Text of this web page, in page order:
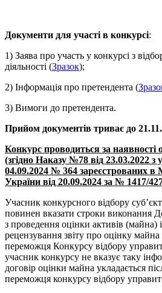
Документи для участі в конкурсі:
1) Заява про участь у конкурсі з
діяльності (Зразок);
2) Інформація про претендента (
3) Вимоги до претендента.
Прийом документів триває до 21.11
Конкурс проводиться за наявності
(згідно Наказу №78 від 23.03.2022 з
04.09.2024 № 364 зареєстрованих в
України від 20.09.2024 за № 1417/
Учасник конкурсного відбору
повинен вказати строки виконання
з проведення оцінки активів (майна)
рецензування звіту про оцінку
переможця Конкурсу відбору
учасник конкурсу не вказує таку
договір оцінки майна укладається
переможця конкурсу відбору